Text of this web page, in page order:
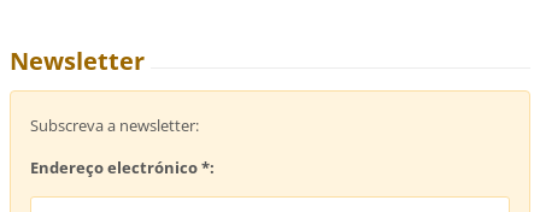
Newsletter
Subscreva a newsletter:
Endereço electrónico *: